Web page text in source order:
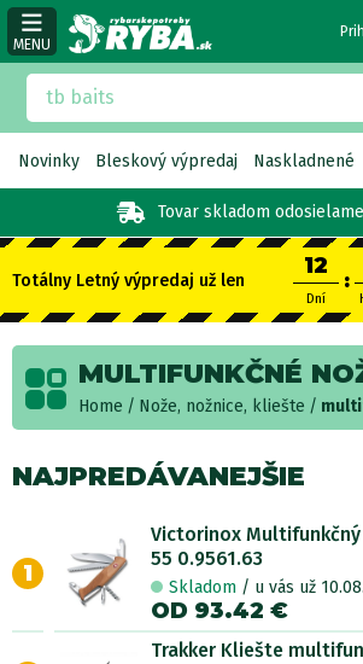
MENU
Tovar skladom
Novinky Bleskový výpredaj Naskladnené
Totálny Letný výpredaj už len
12
Dní
:
MULTIFUNKČNÉ
Home Nože, nožnice, kliešte
NAJPREDÁVANEJŠIE
1
Victorinox Multifunkčný
55 0.9561.63
Skladom / u vás už 10.08.
OD 93.42 €
Trakker Kliešte